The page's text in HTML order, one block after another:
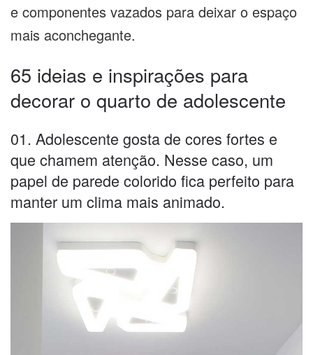
e componentes vazados para deixar o espaço
mais aconchegante.
65 ideias e inspirações para
decorar o quarto de adolescente
01. Adolescente gosta de cores fortes e
que chamem atenção. Nesse caso, um
papel de parede colorido fica perfeito para
manter um clima mais animado.